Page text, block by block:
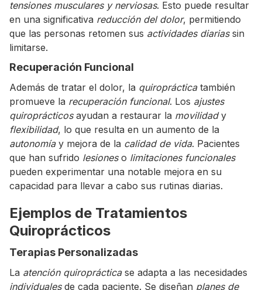
tensiones musculares y nerviosas. Esto puede resultar
en una significativa reducción del dolor, permitiendo
que las personas retomen sus actividades diariassin
limitarse.
Recuperación Funcional
Además de tratar el dolor, la quiroprácticatambién
promueve la recuperación funcional. Los ajustes
quiroprácticosayudan a restaurar la movilidady
flexibilidad, lo que resulta en un aumento de la
autonomíay mejora de la calidad de vida. Pacientes
que han sufrido lesioneso limitaciones funcionales
pueden experimentar una notable mejora en su
capacidad para llevar a cabo sus rutinas diarias.
Ejemplos de Tratamientos
Quiroprácticos
Terapias Personalizadas
La atención quiroprácticase adapta a las necesidades
individualesde cada paciente. Se diseñan planes de